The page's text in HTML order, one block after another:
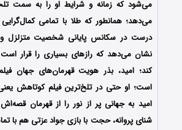
می‌شود که زمانه و شرایط او را به سمت
می‌دهد؛ همانطور که طلا با تمامی
درست در سکانس پایانی شخصیت متزلزل
نشان می‌دهد که رازهای بسیاری را قرار
کند؛ امید، بذر هویت قهرمان‌های جهان
است؛ او حتی در تلخ‌ترین فیلم‌ کوتاهش
امید به جهانی پر از نور را از قهرمان
شنای پروانه، حجت با بازی جواد عزتی هم با